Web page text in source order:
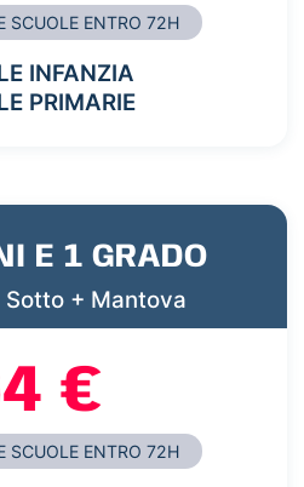
SCUOLE ENTRO 72H
INFANZIA
PRIMARIE
E 1 GRADO
Sotto + Mantova
€
SCUOLE ENTRO 72H